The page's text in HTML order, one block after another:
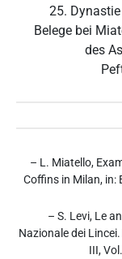
25.
Belege bei
des
– L. Miatello,
Coffins in Milan, in:
– S. Levi, Le
Nazionale dei
III,